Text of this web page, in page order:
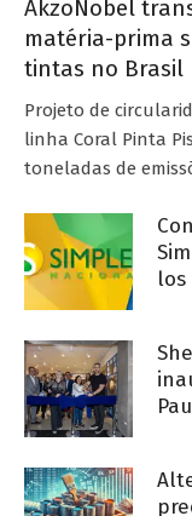
AkzoNobel
matéria-prima
tintas no Brasil
Projeto de
linha Coral Pinta
toneladas de
los